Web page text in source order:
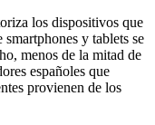
los dispositivos que
y tablets se
menos de la mitad de
españoles que
provienen de los